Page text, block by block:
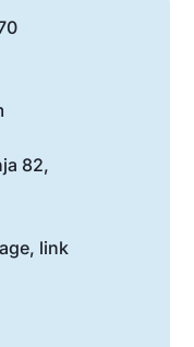
82,
link